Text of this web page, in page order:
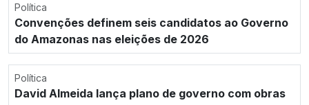
Política
Convenções definem seis candidatos ao Governo
do Amazonas nas eleições de 2026
Política
David Almeida lança plano de governo com obras